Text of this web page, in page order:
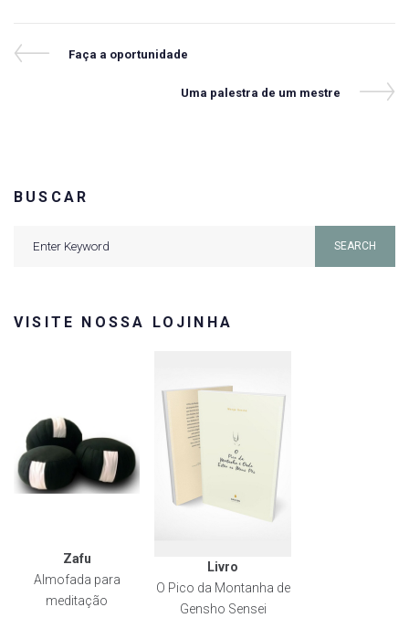
Navegação
Previous
Faça a oportunidade
Next
Uma palestra de um mestre
BUSCAR
SEARCH
VISITE NOSSA LOJINHA
Zafu
Almofada para
meditação
Livro
O Pico da Montanha de
Gensho Sensei